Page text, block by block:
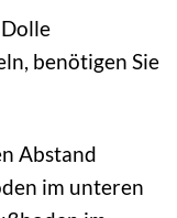
benötigen Sie
Abstand
im unteren